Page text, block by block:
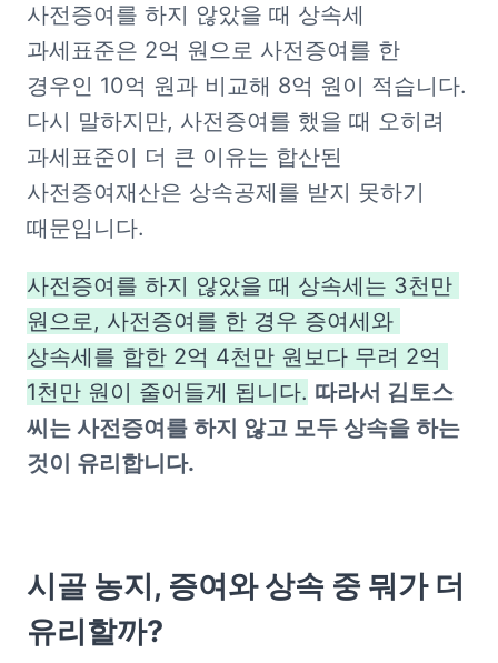
​사전증여를 하지 않았을 때 상속세
과세표준은 2억 원으로 사전증여를 한
경우인 10억 원과 비교해 8억 원이 적습니다.
다시 말하지만, 사전증여를 했을 때 오히려
과세표준이 더 큰 이유는 합산된
사전증여재산은 상속공제를 받지 못하기
때문입니다.
사전증여를 하지 않았을 때 상속세는 3천만
원으로, 사전증여를 한 경우 증여세와
상속세를 합한 2억 4천만 원보다 무려 2억
1천만 원이 줄어들게 됩니다. 따라서 김토스
씨는 사전증여를 하지 않고 모두 상속을 하는
것이 유리합니다.
시골 농지, 증여와 상속 중 뭐가 더
유리할까?